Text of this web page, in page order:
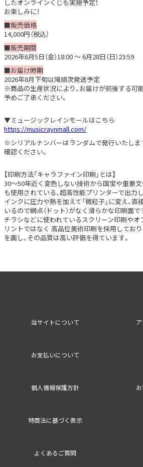
したオンラインくじも実施予定！
お楽しみに！
■販売価格
14,000円（税込）
■販売期間
2026年6月5日（金）18:00 ～ 6月28日（日）23:59
■お届け時期
2026年8月下旬以降順次発送予定
※商品の生産状況により、お届けが前後する可
予めご了承ください。
▼ミュージックレインモールはこちら
https://musicraynmall.com/
※シリアルナンバーはランダムで発行いたしま
確認ください。
【印刷方法「キャラファイン印刷」とは】
30〜50年近く変色しない技術から国宝や重要
も使用されている、超高性能プリンターで出力
インクに圧力や熱を加えて「微粒子」に変え、
いるので網点（ドット）がなく滑らかな印刷面で
チラシなどに使われているスクリーン印刷やオ
リントではなく 高品位美術印刷を採用してお
を画し、その品質は高い評価を得ています。
当サイトについて
お支払いについて
個人情報保護方針
特商法に基づく表示
よくあるご質問